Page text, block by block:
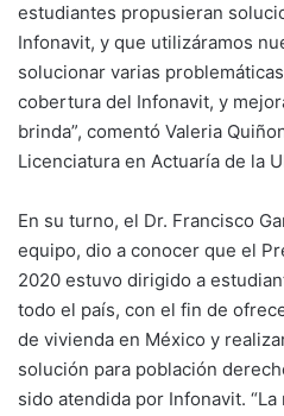
estudiantes propusieran
Infonavit, y que utilizáramos
solucionar varias
cobertura del Infonavit, y
brinda”, comentó Valeria
Licenciatura en Actuaría de la
En su turno, el Dr. Francisco
equipo, dio a conocer que el
2020 estuvo dirigido a
todo el país, con el fin de
de vivienda en México y
solución para población
sido atendida por Infonavit.